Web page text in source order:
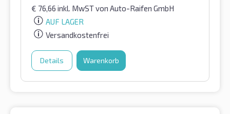
€ 76,66 inkl. MwSTvon Auto-Raifen GmbH
AUF LAGER
Versandkostenfrei
Details Warenkorb